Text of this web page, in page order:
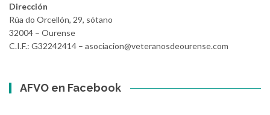
Dirección
Rúa do Orcellón, 29, sótano
32004 – Ourense
C.I.F.: G32242414 – asociacion@veteranosdeourense.com
AFVO en Facebook